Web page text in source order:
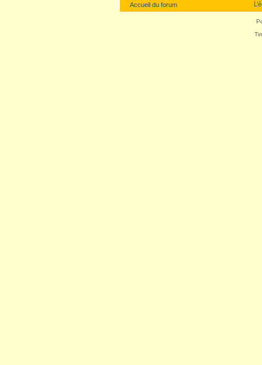
Accueil du forum